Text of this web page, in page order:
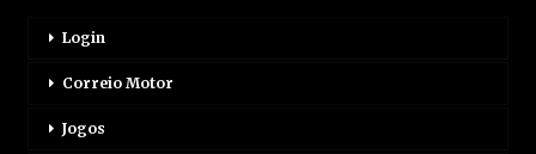
Login
Correio Motor
Jogos